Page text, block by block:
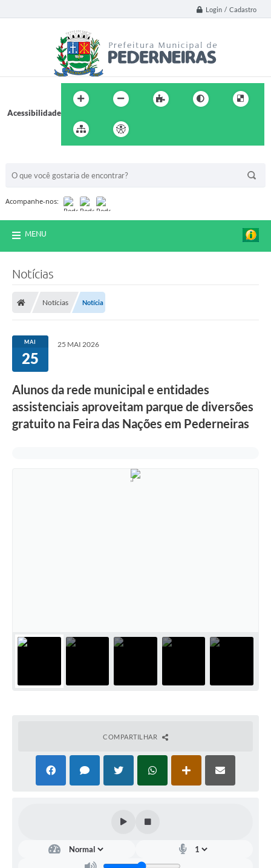
Login / Cadastro
Acessibilidade
Acompanhe-nos:
MENU
Notícias
Notícias Notícia
MAI
25
25 MAI 2026
Alunos da rede municipal e entidades
assistenciais aproveitam parque de diversões
gratuito na Feira das Nações em Pederneiras
COMPARTILHAR